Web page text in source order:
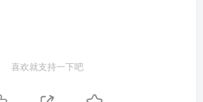
喜欢就支持一下吧